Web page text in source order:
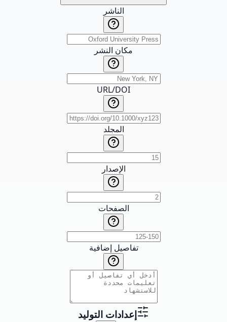
الناشر
مكان النشر
URL/DOI
المجلد
الإصدار
الصفحات
تفاصيل إضافية
إعدادات التوليد